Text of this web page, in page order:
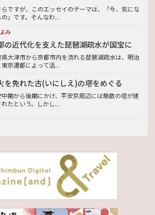
らですが、このエッセイのテーマは、「今、気にな
の」です。そんなわ...
み
の近代化を支えた琵琶湖疏水が国宝に
県大津市から京都市内を流れる琵琶湖疏水は、明治
京遷都によって活...
を免れた古(いにしえ)の塔をめぐる
期から後期にかけ、平安京周辺には無数の塔が建
れたという。しかし...